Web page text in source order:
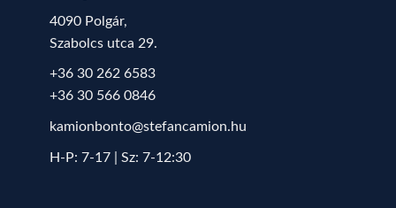
4090 Polgár,
Szabolcs utca 29.
+36 30 262 6583
+36 30 566 0846
kamionbonto@stefancamion.hu
H-P: 7-17 | Sz: 7-12:30